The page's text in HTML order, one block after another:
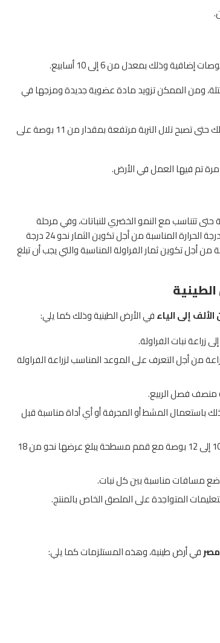
ومن الممكن تزويد مادة عضوية جديدة ومزجها في
لابد من التوقف عن إضافة ومزج المواد العضوية في التربة الطينية بعد ذلك حتى تصبح تلال التربة مرتفعة بمقدار من 11 بوصة على
درجة حرارة تبلغ درجتها ما بين 21 إلى 23 درجة مئوية حتى تتناسب مع النمو الخضري للنباتات، وفي مرحلة
الازدهار يحتاج نبات الفراولة إلى درجة حرارة تصل إلى 15 درجة مئوية، وتبلغ درجة الحرارة المناسبة من أجل تكوين الثمار نحو 24 درجة
أجل تكوين ثمار الفراولة المناسبة والتي يجب أن تبلغ
الطينية
الألف إلى الياءفي الأرض الطينية وذلك كما يلي:
زراعة نبات الفراولة.
من أجل التعرف على الموعد المناسب لزراعة الفراولة
منصف فصل الربيع.
المشط أو المجرفة أو أي أداة مناسبة قبل
الاعتماد على مجرفة التربة من أجل إنشاء السدود وذلك بطول من 10 إلى 12 بوصة مع قمم مسطحة يبلغ عرضها نحو من 18
وضع مسافات مناسبة بين كل نبات.
المتواجدة على الملصق الخاص بالمنتج.
مصرفي أرض طينية، وهذه المستلزمات كما يلي:
الدكتور إبراهيم عدلي، مدير إدارة
عماد عادل مدير إدارة الآباء بـ«مصر
المهندس عوض الحلفاوي، مدير
التسويق والتطوير بشركة أطلس...